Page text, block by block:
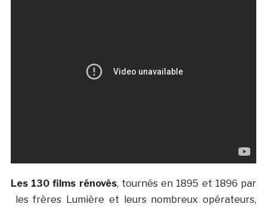
Les 130 films rénovés, tournés en 1895 et 1896 par
les frères Lumière et leurs nombreux opérateurs,